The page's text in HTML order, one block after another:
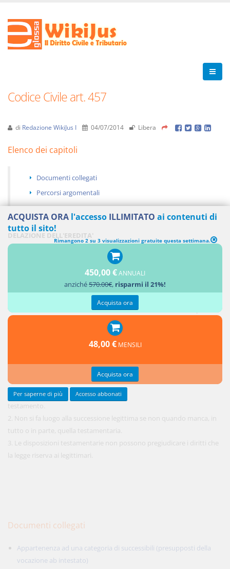
Codice Civile art. 457
di Redazione WikiJus I 04/07/2014 Libera
Elenco dei capitoli
Documenti collegati
Percorsi argomentali
DELAZIONE DELL'EREDITA'
testamento.
2. Non si fa luogo alla successione legittima se non quando manca, in
tutto o in parte, quella testamentaria.
3. Le disposizioni testamentarie non possono pregiudicare i diritti che
la legge riserva ai legittimari.
Documenti collegati
Appartenenza ad una categoria di successibili (presupposti della
vocazione ab intestato)
ACQUISTA ORA l'accesso ILLIMITATO ai contenuti di
tutto il sito!
Rimangono 2 su 3 visualizzazioni gratuite questa settimana.
450,00 €ANNUALI
anziché570.00€, risparmi il 21%!
Acquista ora
48,00 € MENSILI
Acquista ora
Per saperne di più Accesso abbonati